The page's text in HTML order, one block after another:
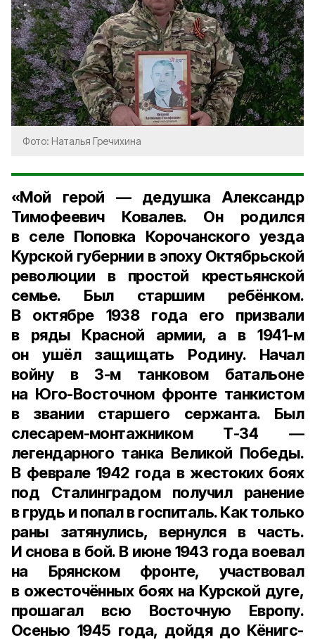
Фото: Наталья Гречихина
«Мой герой — дедушка Александр
Тимофеевич Ковалев. Он родился
в селе Поповка Корочанского уезда
Курской губернии в эпоху Октябрьской
революции в простой крестьянской
семье. Был старшим ребёнком.
В октябре 1938 года его призвали
в ряды Красной армии, а в 1941-м
он ушёл защищать Родину. Начал
войну в 3-м танковом батальоне
на Юго-Восточном фронте танкистом
в звании старшего сержанта. Был
слесарем-монтажником Т-34 —
легендарного танка Великой Победы.
В феврале 1942 года в жестоких боях
под Сталинградом получил ранение
в грудь и попал в госпиталь. Как только
раны затянулись, вернулся в часть.
И снова в бой. В июне 1943 года воевал
на Брянском фронте, участвовал
в ожесточённых боях на Курской дуге,
прошагал всю Восточную Европу.
Осенью 1945 года, дойдя до Кёнигс­